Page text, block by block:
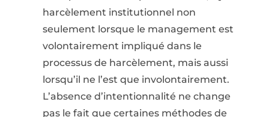
harcèlement institutionnel non
seulement lorsque le management est
volontairement impliqué dans le
processus de harcèlement, mais aussi
lorsqu’il ne l’est que involontairement.
L’absence d’intentionnalité ne change
pas le fait que certaines méthodes de